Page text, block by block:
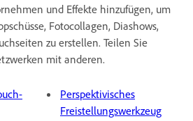
und Effekte hinzufügen, um
Fotocollagen, Diashows,
zu erstellen. Teilen Sie
mit anderen.
Perspektivisches
Freistellungswerkzeug